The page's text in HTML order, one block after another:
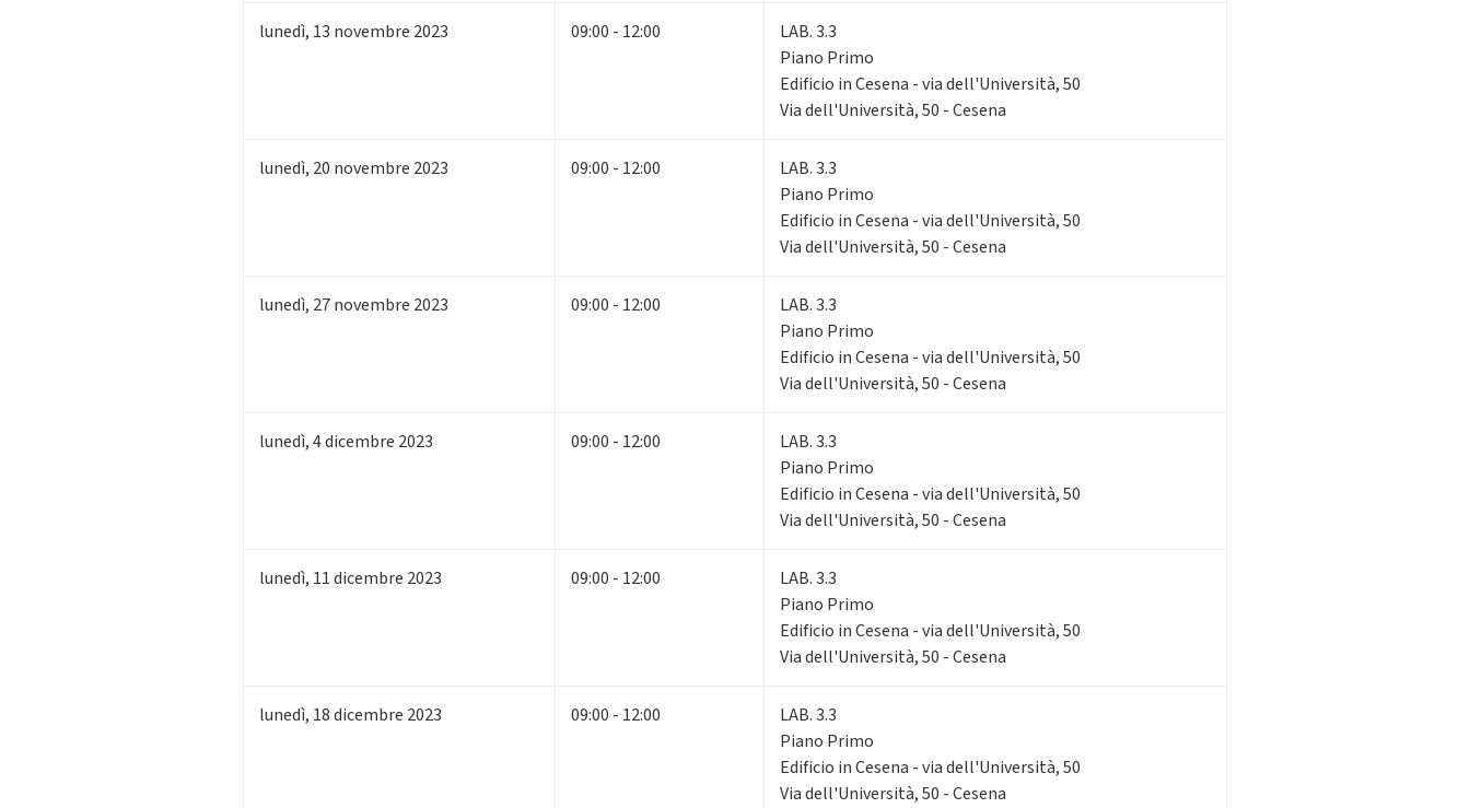
lunedì, 13 novembre 2023 09:00 - 12:00
LAB. 3.3
Piano Primo
Edificio in Cesena - via dell'Università, 50
Via dell'Università, 50 - Cesena
lunedì, 20 novembre 2023 09:00 - 12:00
LAB. 3.3
Piano Primo
Edificio in Cesena - via dell'Università, 50
Via dell'Università, 50 - Cesena
lunedì, 27novembre 2023 09:00 - 12:00
LAB. 3.3
Piano Primo
Edificio in Cesena - via dell'Università, 50
Via dell'Università, 50 - Cesena
lunedì,4dicembre 2023 09:00 - 12:00
LAB. 3.3
Piano Primo
Edificio in Cesena - via dell'Università, 50
Via dell'Università, 50 - Cesena
lunedì, 11dicembre 2023 09:00 - 12:00
LAB. 3.3
Piano Primo
Edificio in Cesena - via dell'Università, 50
Via dell'Università, 50 - Cesena
lunedì, 18dicembre 2023 09:00 - 12:00
LAB. 3.3
Piano Primo
Edificio in Cesena - via dell'Università, 50
Via dell'Università, 50 - Cesena